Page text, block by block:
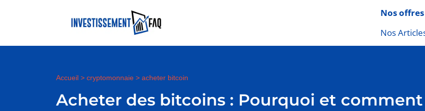
Nos offres
Nos
Accueil > cryptomonnaie > acheter bitcoin
Acheter des bitcoins : Pourquoi et